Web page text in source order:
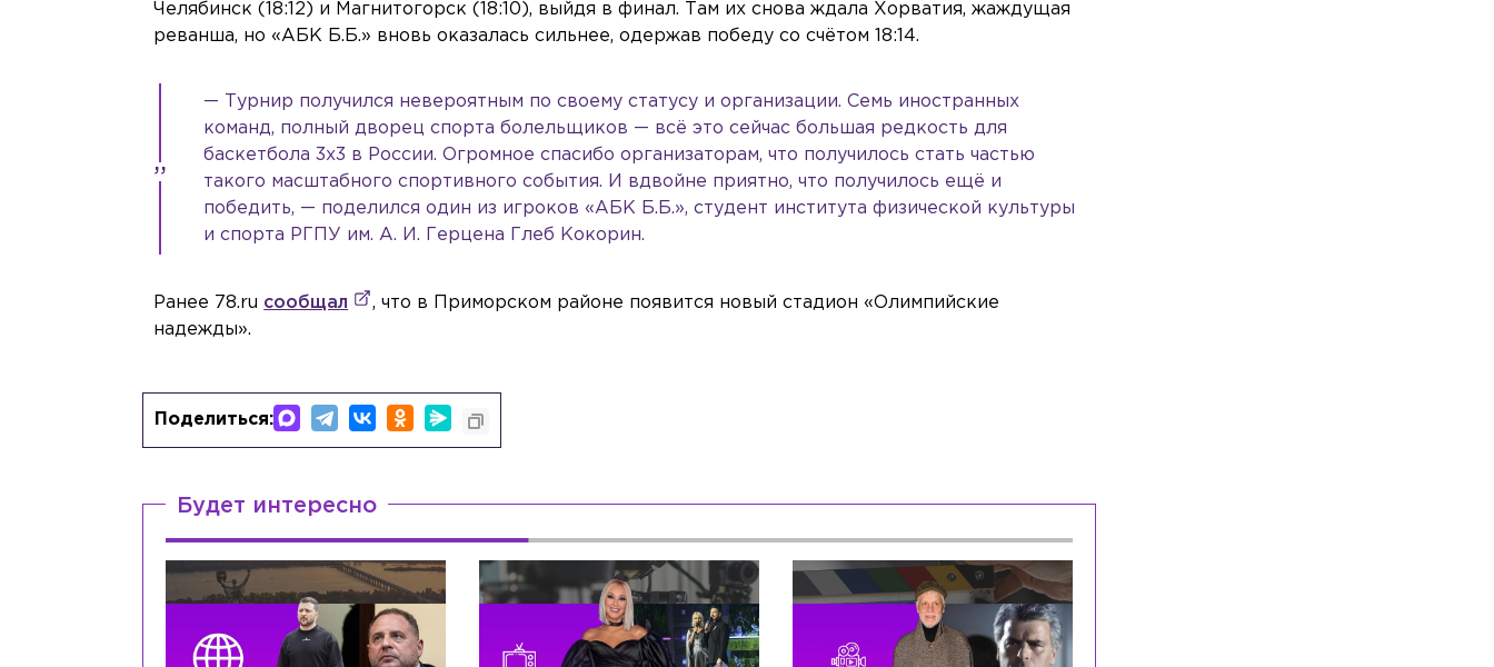
Челябинск (18:12) и Магнитогорск (18:10), выйдя в финал. Там их снова ждала Хорватия, жаждущая
реванша, но «АБК Б.Б.» вновь оказалась сильнее, одержав победу со счётом 18:14.
— Турнир получился невероятным по своему статусу и организации. Семь иностранных
команд, полный дворец спорта болельщиков — всё это сейчас большая редкость для
баскетбола 3х3 в России. Огромное спасибо организаторам, что получилось стать частью
такого масштабного спортивного события. И вдвойне приятно, что получилось ещё и
победить, — поделился один из игроков «АБК Б.Б.», студент института физической культуры
и спорта РГПУ им. А. И. Герцена Глеб Кокорин.
Ранее 78.ru сообщал
, что в Приморском районе появится новый стадион «Олимпийские
надежды».
Поделиться:
Будет интересно